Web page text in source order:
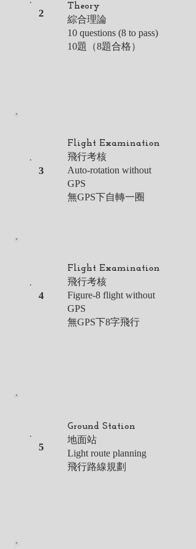
• Airworthiness / 特許適航文
• Owner Responsibilities /
2
Theory
綜合理論
10 questions (8 to pass)
10題（8題合格）
3
Flight Examination
飛行考核
Auto-rotation without
GPS
無GPS下自轉一圈
4
Flight Examination
飛行考核
Figure-8 flight without
GPS
無GPS下8字飛行
5
Ground Station
地面站
Light route planning
飛行路線規劃